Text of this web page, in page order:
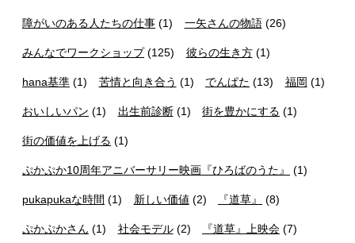
障がいのある人たちの仕事 (1) 一矢さんの物語(26)
みんなでワークショップ(125) 彼らの生き方(1)
hana基準 (1) 苦情と向き合う (1) でんぱた (13) 福岡 (1)
おいしいパン (1) 出生前診断(1) 街を豊かにする (1)
街の価値を上げる (1)
ぷかぷか10周年アニバーサリー映画『ひろばのうた』 (1)
pukapukaな時間 (1) 新しい価値 (2) 『道草』 (8)
ぷかぷかさん (1) 社会モデル(2) 『道草』上映会 (7)